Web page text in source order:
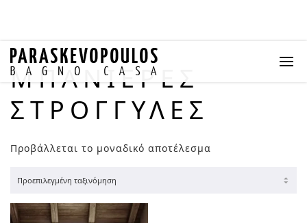
ΜΠΑΝΙΈΡΕΣ
ΣΤΡΟΓΓΥΛΈΣ
Προβάλλεται το μοναδικό αποτέλεσμα